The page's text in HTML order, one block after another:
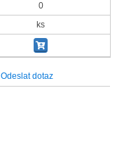
0
ks
Odeslat dotaz